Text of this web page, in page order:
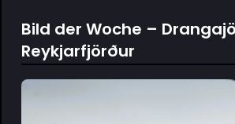
Bild der Woche –
Reykjarfjörður